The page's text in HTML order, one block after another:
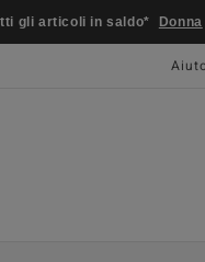
gli articoli in saldo* Donna